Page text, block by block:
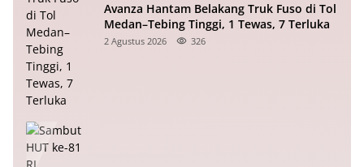
Avanza Hantam Belakang Truk Fuso di Tol
Medan–Tebing Tinggi, 1 Tewas, 7 Terluka
2 Agustus 2026 326